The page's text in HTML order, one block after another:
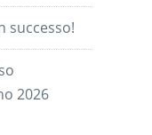
successo!
2026